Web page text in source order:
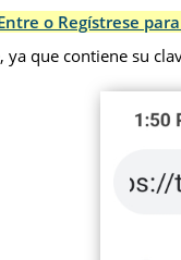
o Regístrese
ya que contiene su